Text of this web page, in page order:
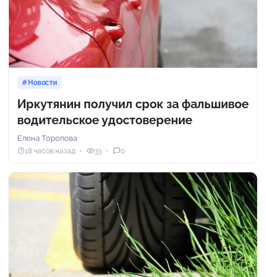
Новости
Иркутянин получил срок за фальшивое
водительское удостоверение
Елена Торопова
18 часов назад 33 0